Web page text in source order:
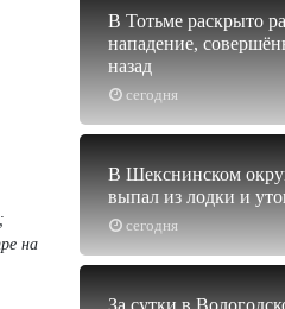
на
сегодня
В Тотьме раскрыто
нападение,
назад
сегодня
В Шекснинском
выпал из лодки и
За сутки в